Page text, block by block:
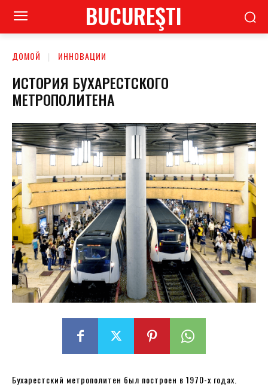
BUCUREŞTI
ДОМОЙ ИННОВАЦИИ
ИСТОРИЯ БУХАРЕСТСКОГО
МЕТРОПОЛИТЕНА
Бухарестский метрополитен был построен в 1970-х годах.